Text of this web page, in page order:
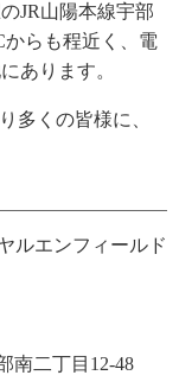
JR山陽本線宇部
からも程近く、電
あります。
多くの皆様に、
ルエンフィールド
南二丁目12-48